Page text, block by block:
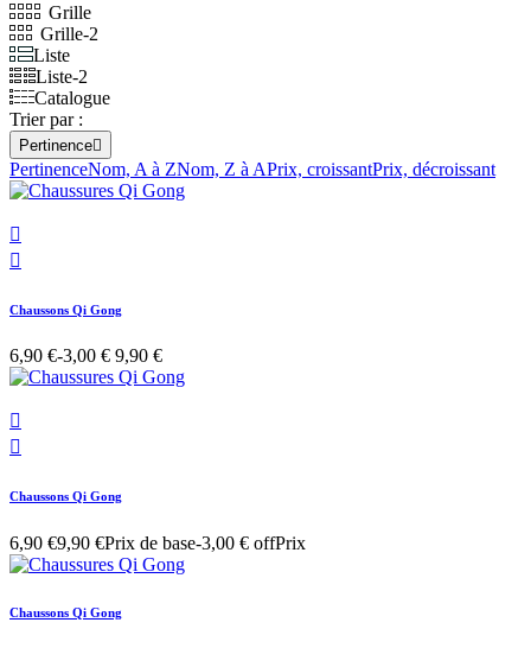
Grille
Grille-2
Liste
Liste-2
Catalogue
Trier par :
Pertinence
PertinenceNom, A à ZNom, Z à APrix, croissantPrix, décroissant


Chaussons Qi Gong
6,90 €-3,00 € 9,90 €


Chaussons Qi Gong
6,90 €9,90 €Prix de base-3,00 € offPrix
Chaussons Qi Gong